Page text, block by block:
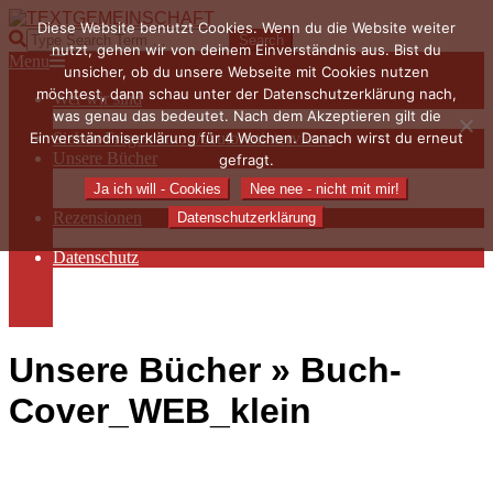
Skip
to
content
TEXTGEMEINSCHAFT
Search
Primary
Navigation
Menu
Menu
Wer wir sind
Die Hauptakteurinnen
Sieben Fragen an… / Autoreninterviews
Unsere Bücher
Autorenservices
Autorenprofile
Rezensionen
Datenschutz
Unsere Bücher » Buch-
Cover_WEB_klein
Diese Website benutzt Cookies. Wenn du die Website weiter
nutzt, gehen wir von deinem Einverständnis aus. Bist du
unsicher, ob du unsere Webseite mit Cookies nutzen
möchtest, dann schau unter der Datenschutzerklärung nach,
was genau das bedeutet. Nach dem Akzeptieren gilt die
Einverständniserklärung für 4 Wochen. Danach wirst du erneut
gefragt.
Ja ich will - Cookies
Nee nee - nicht mit mir!
Datenschutzerklärung